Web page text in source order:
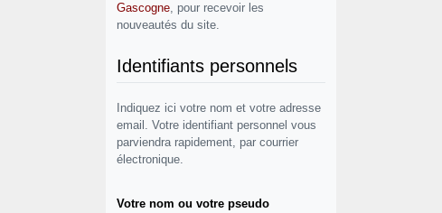
Gascogne, pour recevoir les
nouveautés du site.
Identifiants personnels
Indiquez ici votre nom et votre adresse
email. Votre identifiant personnel vous
parviendra rapidement, par courrier
électronique.
Votre nom ou votre pseudo